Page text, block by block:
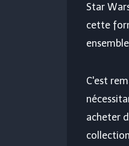
Star
cette
C'est
acheter